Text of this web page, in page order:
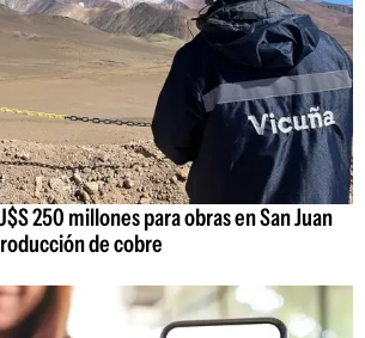
250 millones para obras en San Juan
de cobre